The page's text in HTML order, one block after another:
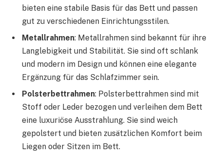
bieten eine stabile Basis für das Bett und passen
gut zu verschiedenen Einrichtungsstilen.
Metallrahmen: Metallrahmen sind bekannt für ihre
Langlebigkeit und Stabilität. Sie sind oft schlank
und modern im Design und können eine elegante
Ergänzung für das Schlafzimmer sein.
Polsterbettrahmen: Polsterbettrahmen sind mit
Stoff oder Leder bezogen und verleihen dem Bett
eine luxuriöse Ausstrahlung. Sie sind weich
gepolstert und bieten zusätzlichen Komfort beim
Liegen oder Sitzen im Bett.